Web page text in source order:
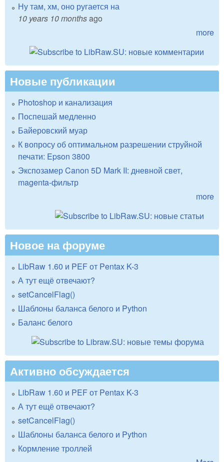
Ну там, хм, оно ругается на
10 years 10 monthsago
more
Новые публикации
Photoshop и канализация
Поспешай медленно
Байеровский муар
К вопросу об оптимальном разрешении струйной
печати: Epson 3800
Экспозамер Canon 5D Mark II: дневной свет,
magenta-фильтр
more
Новое на форуме
LibRaw 1.60 и PEF от Pentax K-3
А тут ещё отвечают?
setCancelFlag()
Шаблоны баланса белого и Python
Баланс белого
Активно обсуждается
LibRaw 1.60 и PEF от Pentax K-3
А тут ещё отвечают?
setCancelFlag()
Шаблоны баланса белого и Python
Кормление троллей